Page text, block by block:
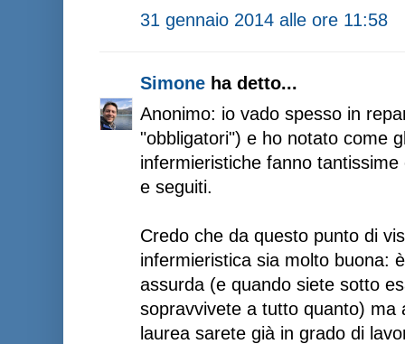
31 gennaio 2014 alle ore 11:58
Simone ha detto...
Anonimo: io vado spesso in
"obbligatori") e ho notato come
infermieristiche fanno
e seguiti.
Credo che da questo punto di
infermieristica sia molto buona:
assurda (e quando siete sotto
sopravvivete a tutto quanto) ma
laurea sarete già in grado di